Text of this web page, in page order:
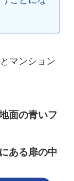
マンション
面の青いフ
ある扉の中